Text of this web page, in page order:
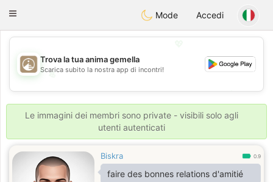
ahebik
Toggle
Mode Accedi
💖
💕
💕
Trova la tua anima gemella
Scarica subito la nostra app di incontri!
Le immagini dei membri sono private - visibili solo agli
utenti autenticati
Biskra 0.9
faire des bonnes relations d'amitié